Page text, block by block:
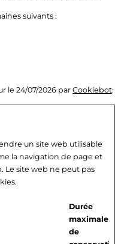
suivants :
le 24/07/2026 par Cookiebot:
un site web utilisable
la navigation de page et
Le site web ne peut pas
Durée
maximale
de